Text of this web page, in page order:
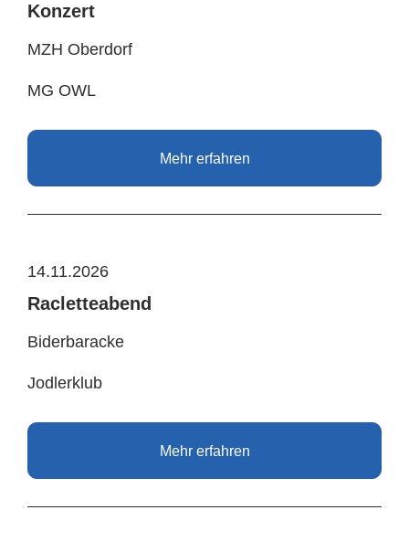
Konzert
MZH Oberdorf
MG OWL
Mehr erfahren
14.11.2026
Racletteabend
Biderbaracke
Jodlerklub
Mehr erfahren